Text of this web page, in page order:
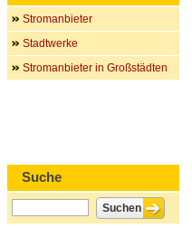
Stromanbieter
Stadtwerke
Stromanbieter in Großstädten
Suche